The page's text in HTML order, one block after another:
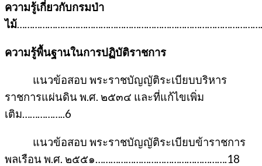
ความรู้เกี่ยวกับกรมป่า
ไม้
ความรู้พื้นฐานในการปฏิบัติราชการ
แนวข้อสอบ พระราชบัญญัติระเบียบบริหาร
ราชการแผ่นดิน พ.ศ. ๒๕๓๔ และที่แก้ไขเพิ่ม
เติม……………..6
แนวข้อสอบ พระราชบัญญัติระเบียบข้าราชการ
พลเรือน พ.ศ. ๒๕๕๑…………………………………………….18